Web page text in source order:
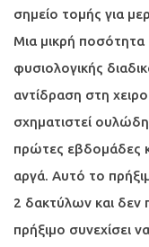
σημείο τομής για
Μια μικρή ποσότητα
φυσιολογικής
αντίδραση στη
σχηματιστεί
πρώτες εβδομάδες
αργά. Αυτό το
2 δακτύλων και δεν
πρήξιμο συνεχίσει